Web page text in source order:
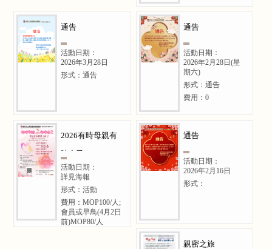
通告
活動日期：
2026年3月28日
形式：通告
通告
活動日期：
2026年2月28日(星
期六)
形式：通告
費用：0
2026有時母親有
時自己
活動日期：
詳見海報
形式：活動
費用：MOP100/人;
會員或早鳥(4月2日
前)MOP80/人
通告
活動日期：
2026年2月16日
形式：
親密之旅